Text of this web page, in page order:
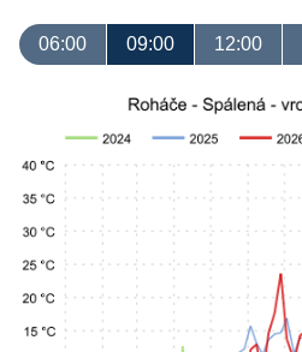
06:00 09:00 12:00